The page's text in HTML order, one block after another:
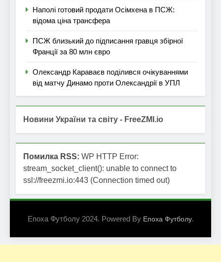
Наполі готовий продати Осімхена в ПСЖ:
відома ціна трансфера
ПСЖ близький до підписання гравця збірної
Франції за 80 млн євро
Олександр Караваєв поділився очікуваннями
від матчу Динамо проти Олександрії в УПЛ
Новини України та світу - FreeZMI.io
Помилка RSS: WP HTTP Error:
stream_socket_client(): unable to connect to
ssl://freezmi.io:443 (Connection timed out)
Епоха Футболу 2024. Powered By Епоха Футболу.